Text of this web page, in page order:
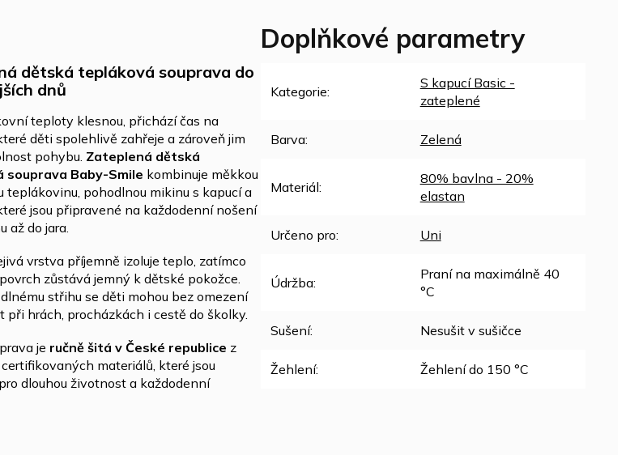
dětská tepláková souprava do
dnů
teploty klesnou, přichází čas na
děti spolehlivě zahřeje a zároveň jim
pohybu. Zateplená dětská
souprava Baby-Smile kombinuje měkkou
teplákovinu, pohodlnou mikinu s kapucí a
jsou připravené na každodenní nošení
až do jara.
vrstva příjemně izoluje teplo, zatímco
zůstává jemný k dětské pokožce.
střihu se děti mohou bez omezení
při hrách, procházkách i cestě do školky.
je ručně šitá v České republice z
materiálů, které jsou
dlouhou životnost a každodenní
Doplňkové parametry
Kategorie:
S kapucí Basic -
zateplené
Barva: Zelená
Materiál:
80% bavlna - 20%
elastan
Určeno pro: Uni
Údržba:
Praní na maximálně 40
°C
Sušení: Nesušit v sušičce
Žehlení: Žehlení do 150 °C